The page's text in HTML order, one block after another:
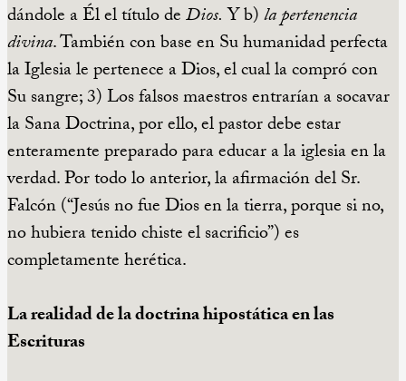
dándole a Él el título deDios.Y b)la pertenencia
divina. También con base en Su humanidad perfecta
la Iglesia le pertenece a Dios, el cual la compró con
Su sangre; 3) Los falsos maestros entrarían a socavar
la Sana Doctrina, por ello, el pastor debe estar
enteramente preparado para educar a la iglesia en la
verdad. Por todo lo anterior, la afirmación del Sr.
Falcón (“Jesús no fue Dios en la tierra, porque si no,
no hubiera tenido chiste el sacrificio”) es
completamente herética.
La realidad de la doctrina hipostática en las
Escrituras